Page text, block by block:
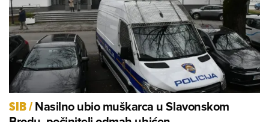
SIB/Nasilno ubio muškarca u Slavonskom